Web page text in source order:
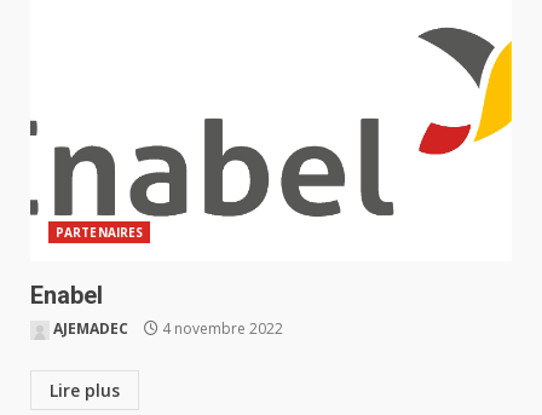
PARTENAIRES
Enabel
AJEMADEC 4 novembre 2022
Lire plus